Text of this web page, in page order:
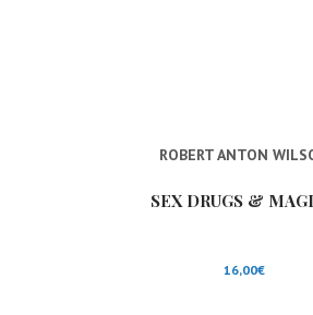
ROBERT ANTON
SEX DRUGS &
16,00€